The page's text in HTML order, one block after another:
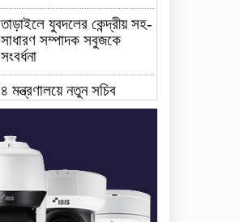
তাড়াইলে যুবদলের কেন্দ্রীয় সহ-
সাধারণ সম্পাদক সবুজকে
সংবর্ধনা
৪ মন্ত্রণালয়ে নতুন সচিব
নিয়োগ, ২ জনের পদোন্নতি
শেখ হাসিনার সঙ্গে পালানোর
ফ্লাইট কীভাবে মিস করেছিলেন
সালমান এফ রহমান